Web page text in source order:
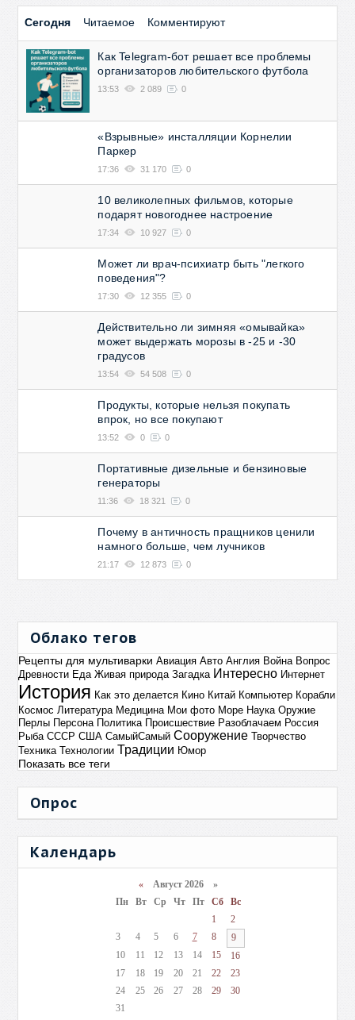
Сегодня Читаемое Комментируют
Как Telegram-бот решает все проблемы
организаторов любительского футбола
13:53 2 089 0
«Взрывные» инсталляции Корнелии
Паркер
17:36 31 170 0
10 великолепных фильмов, которые
подарят новогоднее настроение
17:34 10 927 0
Может ли врач-психиатр быть "легкого
поведения"?
17:30 12 355 0
Действительно ли зимняя «омывайка»
может выдержать морозы в -25 и -30
градусов
13:54 54 508 0
Продукты, которые нельзя покупать
впрок, но все покупают
13:52 0 0
Портативные дизельные и бензиновые
генераторы
11:36 18 321 0
Почему в античность пращников ценили
намного больше, чем лучников
21:17 12 873 0
Облако тегов
Рецепты для мультиварки Авиация Авто Англия Война Вопрос
Древности Еда Живая природа Загадка Интересно Интернет
История Как это делается Кино Китай Компьютер Корабли
Космос Литература Медицина Мои фото Море Наука Оружие
Перлы Персона Политика Происшествие Разоблачаем Россия
Рыба СССР США СамыйСамый Сооружение Творчество
Техника Технологии Традиции Юмор
Показать все теги
Опрос
Календарь
«Август 2026 »
Пн
Вт Ср Чт Пт Сб
Вс
1
2
3
4 5 6 7 8
9
10
11 12 13 14 15
16
17
18 19 20 21 22
23
24
25 26 27 28 29
30
31